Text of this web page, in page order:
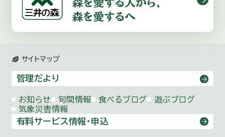
サイトマップ
管理だより
お知らせ 旬間情報 食べるブログ
遊ぶブログ
気象災害情報
有料サービス情報・申込